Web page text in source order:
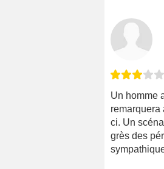
Un homme
remarquera
ci. Un
grès des